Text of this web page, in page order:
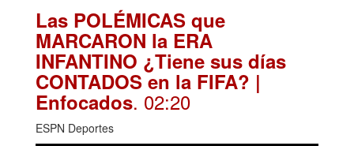
Las POLÉMICAS que
MARCARON la ERA
INFANTINO ¿Tiene sus días
CONTADOS en la FIFA? |
Enfocados. 02:20
ESPN Deportes